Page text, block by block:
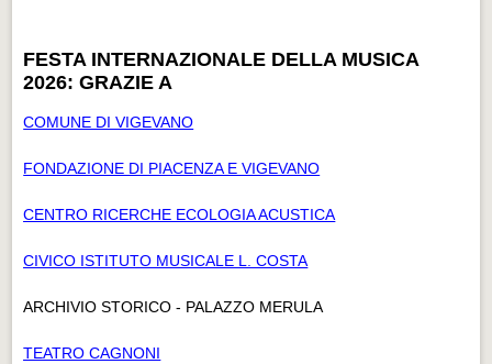
FESTA INTERNAZIONALE DELLA MUSICA
2026: GRAZIE A
COMUNE DI VIGEVANO
FONDAZIONE DI PIACENZA E VIGEVANO
CENTRO RICERCHE ECOLOGIA ACUSTICA
CIVICO ISTITUTO MUSICALE L. COSTA
ARCHIVIO STORICO - PALAZZO MERULA
TEATRO CAGNONI